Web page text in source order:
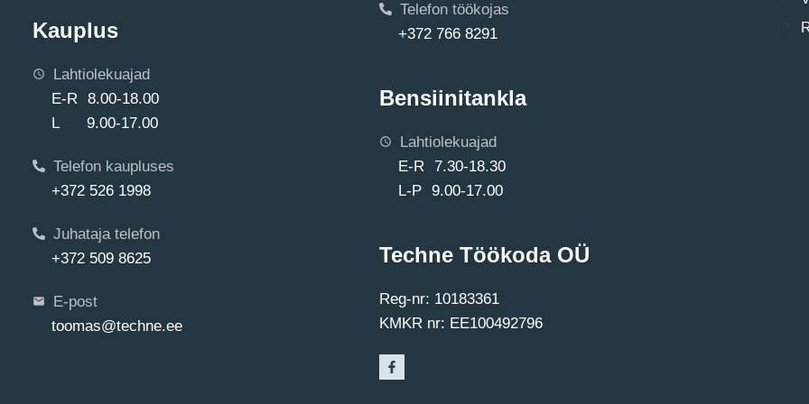
Kauplus
Lahtiolekuajad
E-R 8.00-18.00
L 9.00-17.00
Telefon kaupluses
+372 526 1998
Juhataja telefon
+372 509 8625
E-post
toomas@techne.ee
Telefon töökojas
+372 766 8291
Bensiinitankla
Lahtiolekuajad
E-R 7.30-18.30
L-P 9.00-17.00
Techne Töökoda OÜ
Reg-nr: 10183361
KMKR nr: EE100492796